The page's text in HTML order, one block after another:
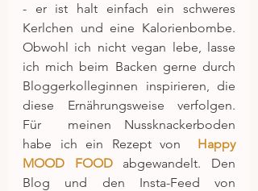
- er ist halt einfach ein schweres
Kerlchen und eine Kalorienbombe.
Obwohl ich nicht vegan lebe, lasse
ich mich beim Backen gerne durch
Bloggerkolleginnen inspirieren, die
diese Ernährungsweise verfolgen.
Für  meinen Nussknackerboden
habe ich ein Rezept von Happy
MOOD FOOD abgewandelt. Den
Blog und den Insta-Feed von